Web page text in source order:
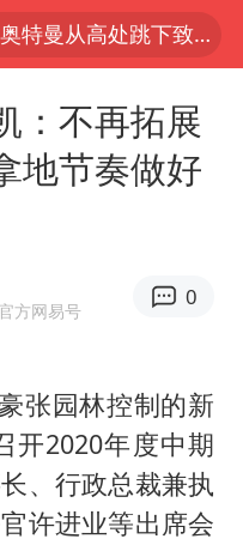
男童模仿奥特曼从高处跳下致骨折
次性内裤 颜面尽失
颗出场
视频丨中国东方电气集团原党组副书记、董事宋致远被查
胎很难一碗水端平
火灾或由烟头引起
告全体市民书》
戏短剧已下架
：不再拓展
地节奏做好
方网易号
0
张园林控制的新
开2020年度中期
、行政总裁兼执
许进业等出席会